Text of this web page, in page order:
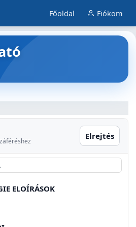
Főoldal Fiókom
Elrejtés
ELOÍRÁSOK